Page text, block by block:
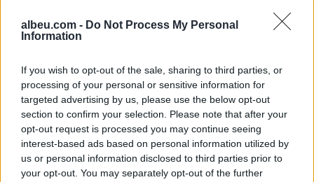
albeu.com - Do Not Process My Personal
Information
If you wish to opt-out of the sale, sharing to third parties, or
processing of your personal or sensitive information for
targeted advertising by us, please use the below opt-out
section to confirm your selection. Please note that after your
opt-out request is processed you may continue seeing
interest-based ads based on personal information utilized by
us or personal information disclosed to third parties prior to
your opt-out. You may separately opt-out of the further